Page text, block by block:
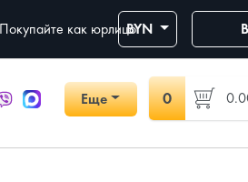
Покупайте как юрлицоBYN
Еще 0